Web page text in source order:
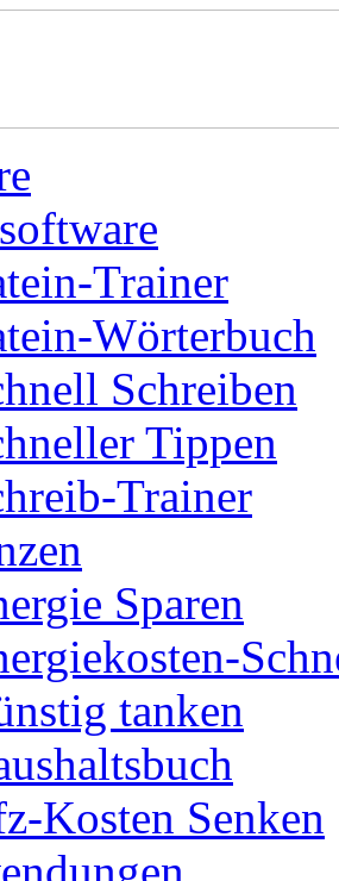
Trainer
Wörterbuch
Schreiben
Tippen
Trainer
Sparen
tanken
Kosten Senken